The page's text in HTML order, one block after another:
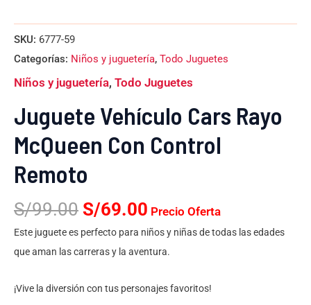
SKU: 6777-59
Categorías: Niños y juguetería, Todo Juguetes
Niños y juguetería, Todo Juguetes
Juguete Vehículo Cars Rayo
McQueen Con Control
Remoto
S/99.00 S/69.00 Precio Oferta
Este juguete es perfecto para niños y niñas de todas las edades
que aman las carreras y la aventura.
¡Vive la diversión con tus personajes favoritos!